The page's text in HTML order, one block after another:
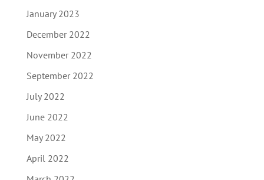
January 2023
December 2022
November 2022
September 2022
July 2022
June 2022
May 2022
April 2022